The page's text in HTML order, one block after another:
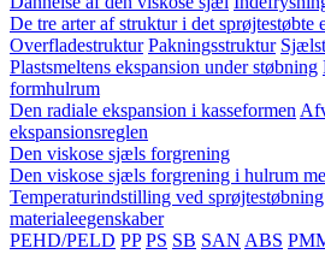
De tre arter af struktur i det sprøjtestøbte
Overfladestruktur Pakningsstruktur
Plastsmeltens ekspansion under støbning
formhulrum
Den radiale ekspansion i kasseformen
ekspansionsreglen
Den viskose sjæls forgrening
Den viskose sjæls forgrening i hulrum
Temperaturindstilling ved sprøjtestøbning
materialeegenskaber
PEHD/PELD PP PS SB SAN ABS